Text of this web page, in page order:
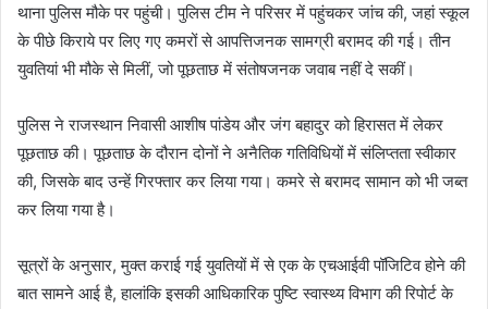
थाना पुलिस मौके पर पहुंची। पुलिस टीम ने परिसर में पहुंचकर जांच की, जहां स्कूल
के पीछे किराये पर लिए गए कमरों से आपत्तिजनक सामग्री बरामद की गई। तीन
युवतियां भी मौके से मिलीं, जो पूछताछ में संतोषजनक जवाब नहीं दे सकीं।
पुलिस ने राजस्थान निवासी आशीष पांडेय और जंग बहादुर को हिरासत में लेकर
पूछताछ की। पूछताछ के दौरान दोनों ने अनैतिक गतिविधियों में संलिप्तता स्वीकार
की, जिसके बाद उन्हें गिरफ्तार कर लिया गया। कमरे से बरामद सामान को भी जब्त
कर लिया गया है।
सूत्रों के अनुसार, मुक्त कराई गई युवतियों में से एक के एचआईवी पॉजिटिव होने की
बात सामने आई है, हालांकि इसकी आधिकारिक पुष्टि स्वास्थ्य विभाग की रिपोर्ट के